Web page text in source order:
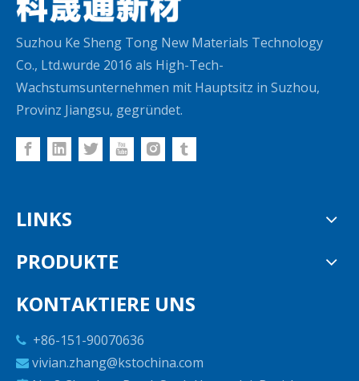
Suzhou Ke Sheng Tong New Materials Technology
Co., Ltd.wurde 2016 als High-Tech-
Wachstumsunternehmen mit Hauptsitz in Suzhou,
Provinz Jiangsu, gegründet.
LINKS
PRODUKTE
KONTAKTIERE UNS
 +86-151-90070636
 vivian.zhang@kstochina.com